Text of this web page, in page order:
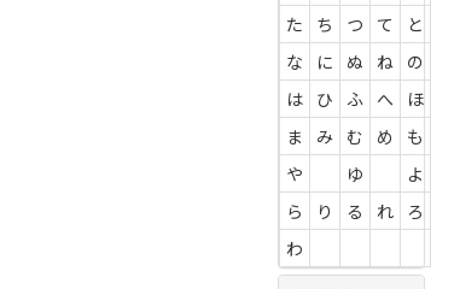
た
ち つ て
と
な
に ぬ ね
の
は
ひ ふ へ
ほ
ま
み む め
も
や
ゆ
よ
ら
り る れ
ろ
わ